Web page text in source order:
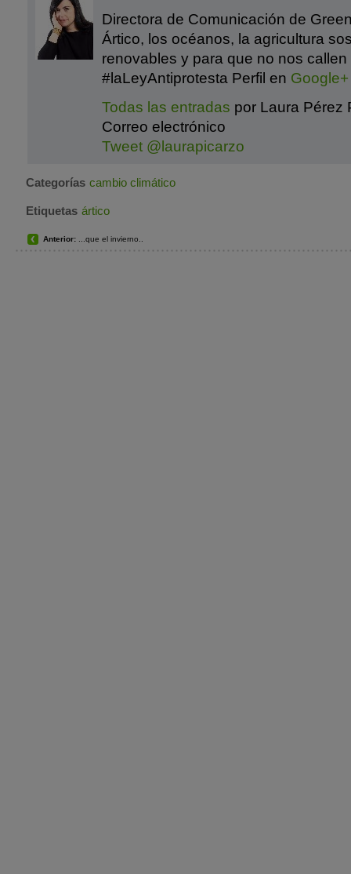
Directora de Comunicación de
Ártico, los océanos, la agricultura
renovables y para que no nos callen
#laLeyAntiprotesta Perfil en Google+
Todas las entradas por Laura Pérez
Correo electrónico
Tweet @laurapicarzo
Categorías cambio climático
Etiquetas ártico
Anterior: ...que el invierno..